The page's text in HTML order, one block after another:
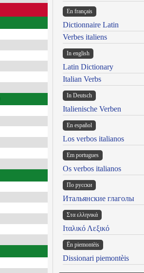
En français
Dictionnaire Latin
Verbes italiens
In english
Latin Dictionary
Italian Verbs
In Deutsch
Italienische Verben
En español
Los verbos italianos
Em portugues
Os verbos italianos
По русски
Итальянские глаголы
Στα ελληνικά
Ιταλικό Λεξικό
Ën piemontèis
Dissionari piemontèis